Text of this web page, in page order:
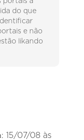
do que
e não
likando
15/07/08 às